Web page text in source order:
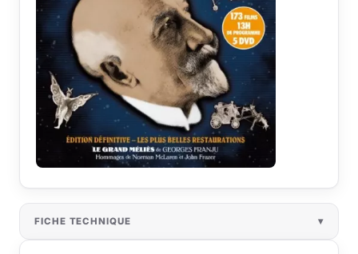
FICHE TECHNIQUE